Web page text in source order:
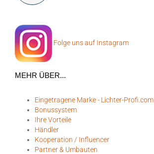
Folge uns auf Instagram
MEHR ÜBER...
Eingetragene Marke - Lichter-Profi.com
Bonussystem
Ihre Vorteile
Händler
Kooperation / Influencer
Partner & Umbauten